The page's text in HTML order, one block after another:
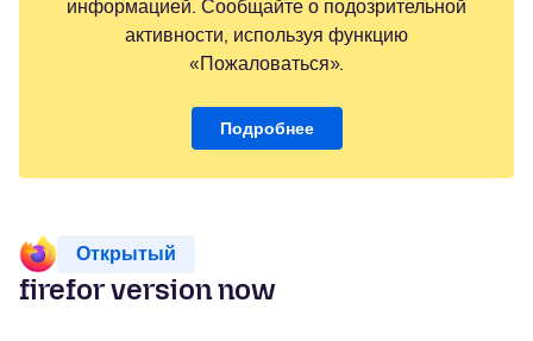
информацией. Сообщайте о подозрительной
активности, используя функцию
«Пожаловаться».
Подробнее
Открытый
firefor version now